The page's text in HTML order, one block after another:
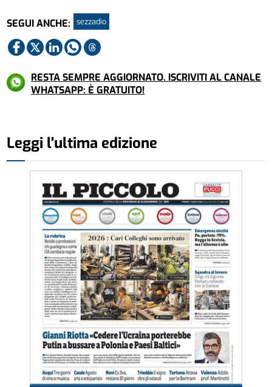
SEGUI ANCHE: sezzadio
RESTA SEMPRE AGGIORNATO. ISCRIVITI AL CANALE
WHATSAPP: È GRATUITO!
Leggi l'ultima edizione